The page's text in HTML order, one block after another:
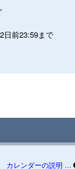
日前23:59まで
カレンダーの説明 …